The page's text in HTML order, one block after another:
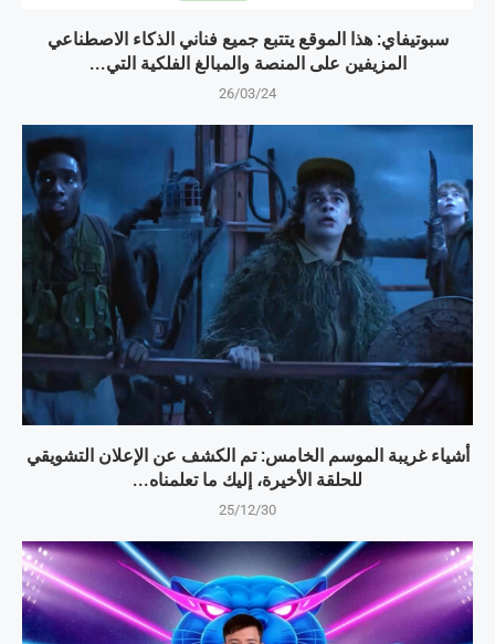
سبوتيفاي: هذا الموقع يتتبع جميع فناني الذكاء الاصطناعي
المزيفين على المنصة والمبالغ الفلكية التي...
26/03/24
أشياء غريبة الموسم الخامس: تم الكشف عن الإعلان التشويقي
للحلقة الأخيرة، إليك ما تعلمناه...
25/12/30